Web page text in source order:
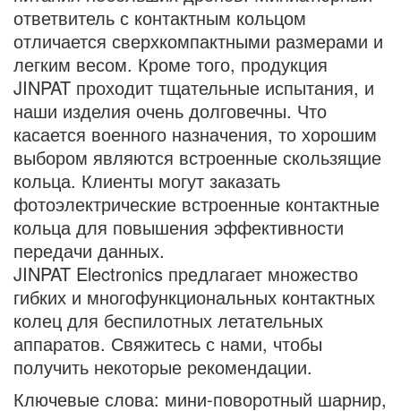
ответвитель с контактным кольцом
отличается сверхкомпактными размерами и
легким весом. Кроме того, продукция
JINPAT проходит тщательные испытания, и
наши изделия очень долговечны. Что
касается военного назначения, то хорошим
выбором являются встроенные скользящие
кольца. Клиенты могут заказать
фотоэлектрические встроенные контактные
кольца для повышения эффективности
передачи данных.
JINPAT Electronics предлагает множество
гибких и многофункциональных контактных
колец для беспилотных летательных
аппаратов. Свяжитесь с нами, чтобы
получить некоторые рекомендации.
Ключевые слова: мини-поворотный шарнир,